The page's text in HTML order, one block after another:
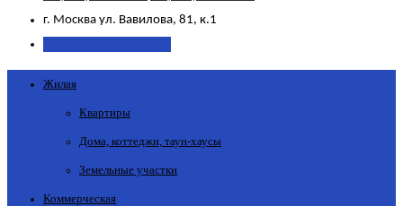
г. Москва ул. Вавилова, 81, к.1
Жилая
Квартиры
Дома, коттеджи, таун-хаусы
Земельные участки
Коммерческая